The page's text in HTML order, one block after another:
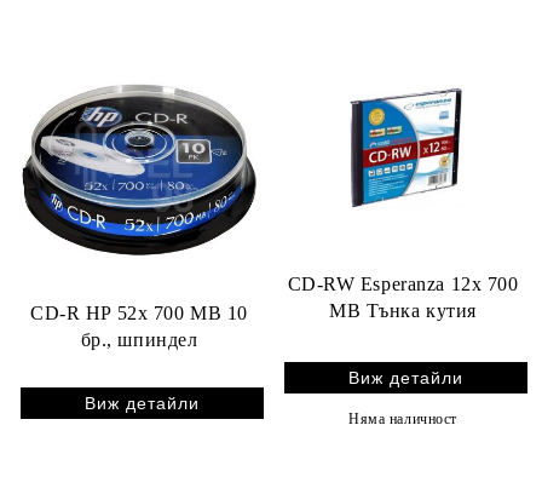
CD-R HP 52x 700 MB 10
бр., шпиндел
Виж детайли
CD-RW Esperanza 12x 700
MB Тънка кутия
Виж детайли
Няма наличност